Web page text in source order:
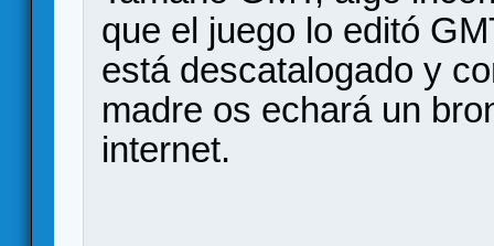
que el juego lo editó
está descatalogado y
madre os echará un
internet.